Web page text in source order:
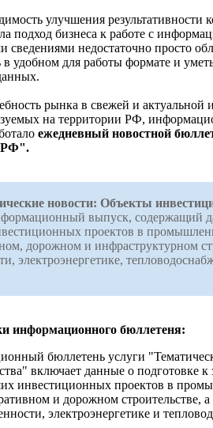
улучшения
подход бизнеса к работе с
недостаточно просто
в удобном для работы формате и
рынка в свежей и
на территории РФ,
ежедневный новостной
РФ".
новости: Объекты
выпуск, содержащий
проектов в
дорожном и инфраструктурном
электроэнергетике,
информационного бюллетеня:
бюллетень услуги
включает данные о подготовке
инвестиционных проектов в
и дорожном строительстве, а
электроэнергетике и